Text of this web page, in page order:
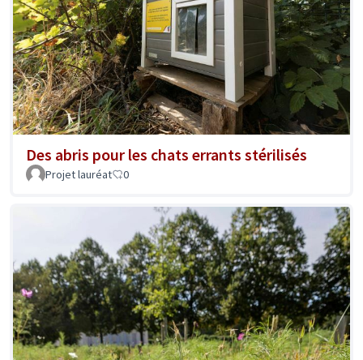
Des abris pour les chats errants stérilisés
Projet lauréat 0